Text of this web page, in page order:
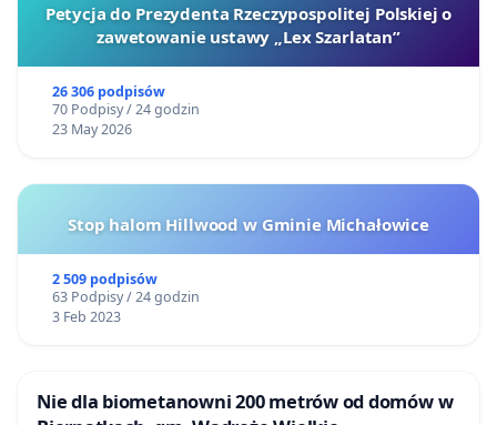
Petycja do Prezydenta Rzeczypospolitej Polskiej o
zawetowanie ustawy „Lex Szarlatan”
26 306 podpisów
70 Podpisy / 24 godzin
23 May 2026
Stop halom Hillwood w Gminie Michałowice
2 509 podpisów
63 Podpisy / 24 godzin
3 Feb 2023
Nie dla biometanowni 200 metrów od domów w